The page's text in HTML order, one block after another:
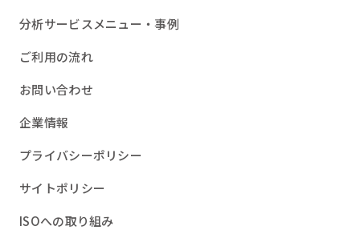
分析サービスメニュー・事例
ご利用の流れ
お問い合わせ
企業情報
プライバシーポリシー
サイトポリシー
ISOへの取り組み